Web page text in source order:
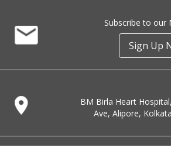
Subscribe to our
Sign Up
BM Birla Heart
Ave, Alipore,